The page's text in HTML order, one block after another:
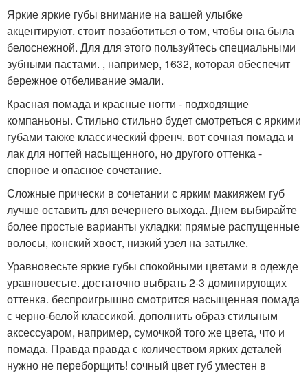
Яркие яркие губы внимание на вашей улыбке
акцентируют. стоит позаботиться о том, чтобы она была
белоснежной. Для для этого пользуйтесь специальными
зубными пастами. , например, 1632, которая обеспечит
бережное отбеливание эмали.
Красная помада и красные ногти - подходящие
компаньоны. Стильно стильно будет смотреться с яркими
губами также классический френч. вот сочная помада и
лак для ногтей насыщенного, но другого оттенка -
спорное и опасное сочетание.
Сложные прически в сочетании с ярким макияжем губ
лучше оставить для вечернего выхода. Днем выбирайте
более простые варианты укладки: прямые распущенные
волосы, конский хвост, низкий узел на затылке.
Уравновесьте яркие губы спокойными цветами в одежде
уравновесьте. достаточно выбрать 2-3 доминирующих
оттенка. беспроигрышно смотрится насыщенная помада
с черно-белой классикой. дополнить образ стильным
аксессуаром, например, сумочкой того же цвета, что и
помада. Правда правда с количеством ярких деталей
нужно не переборщить! сочный цвет губ уместен в